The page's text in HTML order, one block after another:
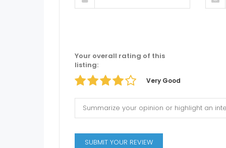
Your overall rating of this
listing:
Very Good